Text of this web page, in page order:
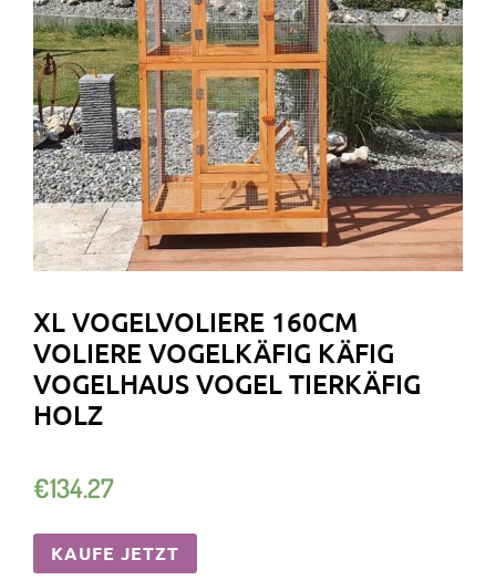
XL VOGELVOLIERE 160CM
VOLIERE VOGELKÄFIG KÄFIG
VOGELHAUS VOGEL TIERKÄFIG
HOLZ
€134.27
KAUFE JETZT